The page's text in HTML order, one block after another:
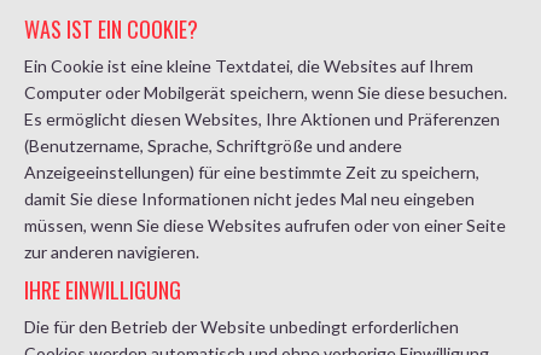
WAS IST EIN COOKIE?
Ein Cookie ist eine kleine Textdatei, die Websites auf Ihrem
Computer oder Mobilgerät speichern, wenn Sie diese besuchen.
Es ermöglicht diesen Websites, Ihre Aktionen und Präferenzen
(Benutzername, Sprache, Schriftgröße und andere
Anzeigeeinstellungen) für eine bestimmte Zeit zu speichern,
damit Sie diese Informationen nicht jedes Mal neu eingeben
müssen, wenn Sie diese Websites aufrufen oder von einer Seite
zur anderen navigieren.
IHRE EINWILLIGUNG
Die für den Betrieb der Website unbedingt erforderlichen